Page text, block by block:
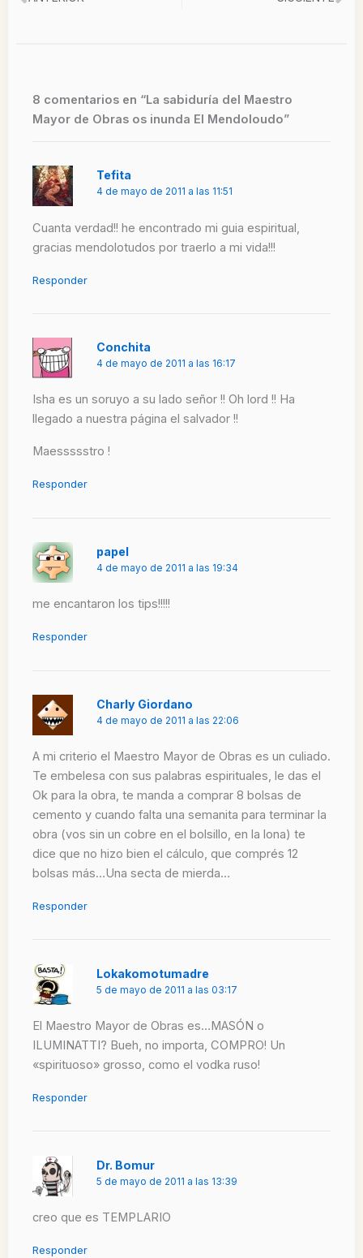
8 comentarios en “La sabiduría del Maestro
Mayor de Obras os inunda El Mendoloudo”
Tefita
4 de mayo de 2011 a las 11:51
Cuanta verdad!! he encontrado mi guia espiritual,
gracias mendolotudos por traerlo a mi vida!!!
Responder
Conchita
4 de mayo de 2011 a las 16:17
Isha es un soruyo a su lado señor !! Oh lord !! Ha
llegado a nuestra página el salvador !!
Maessssstro !
Responder
papel
4 de mayo de 2011 a las 19:34
me encantaron los tips!!!!!
Responder
Charly Giordano
4 de mayo de 2011 a las 22:06
A mi criterio el Maestro Mayor de Obras es un culiado.
Te embelesa con sus palabras espirituales, le das el
Ok para la obra, te manda a comprar 8 bolsas de
cemento y cuando falta una semanita para terminar la
obra (vos sin un cobre en el bolsillo, en la lona) te
dice que no hizo bien el cálculo, que comprés 12
bolsas más…Una secta de mierda…
Responder
Lokakomotumadre
5 de mayo de 2011 a las 03:17
El Maestro Mayor de Obras es…MASÓN o
ILUMINATTI? Bueh, no importa, COMPRO! Un
«spirituoso» grosso, como el vodka ruso!
Responder
Dr. Bomur
5 de mayo de 2011 a las 13:39
creo que es TEMPLARIO
Responder